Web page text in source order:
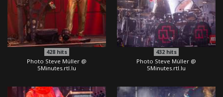
428hits
Photo Steve Müller @
5Minutes.rtl.lu
432 hits
Photo Steve Müller @
5Minutes.rtl.lu